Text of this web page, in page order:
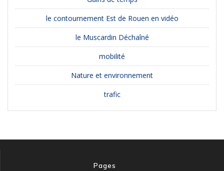
le contournement Est de Rouen en vidéo
le Muscardin Déchaîné
mobilité
Nature et environnement
trafic
Pages